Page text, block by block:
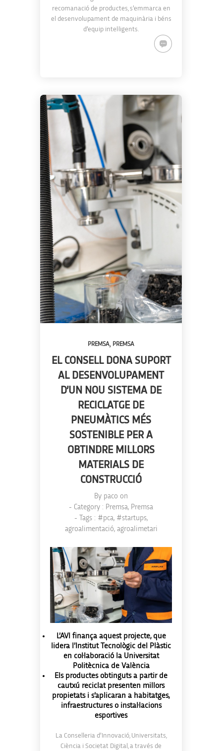
recomanació de productes, s’emmarca en
el desenvolupament de maquinària i béns
d’equip intel·ligents.
PREMSA, PREMSA
EL CONSELL DONA SUPORT
AL DESENVOLUPAMENT
D’UN NOU SISTEMA DE
RECICLATGE DE
PNEUMÀTICS MÉS
SOSTENIBLE PER A
OBTINDRE MILLORS
MATERIALS DE
CONSTRUCCIÓ
By paco on
- Category : Premsa, Premsa
- Tags : #pca, #startups,
agroalimentació, agroalimetari
L’AVI finança aquest projecte, que
lidera l’Institut Tecnològic del Plàstic
en col·laboració la Universitat
Politècnica de València
Els productes obtinguts a partir de
cautxú reciclat presenten millors
propietats i s’aplicaran a habitatges,
infraestructures o instal·lacions
esportives
La Conselleria d’Innovació, Universitats,
Ciència i Societat Digital, a través de